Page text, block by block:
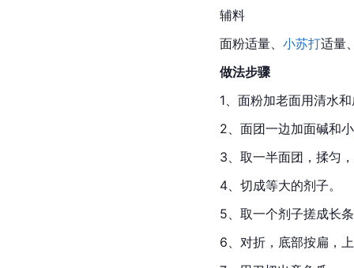
辅料
面粉适量、 小苏打适量
做法步骤
1、面粉加老面用清水
2、面团一边加面碱和
3、取一半面团，揉匀
4、切成等大的剂子。
5、取一个剂子搓成长
6、对折，底部按扁，